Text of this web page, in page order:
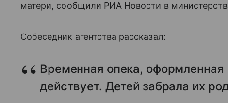
матери, сообщили РИА Новости в
Собеседник агентства рассказал:
Временная опека,
действует. Детей забрала их